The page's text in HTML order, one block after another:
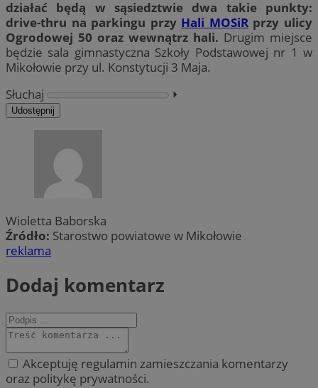
działać będą w sąsiedztwie dwa takie punkty:
drive-thru na parkingu przy Hali MOSiRprzy ulicy
Ogrodowej 50 oraz wewnątrz hali. Drugim miejsce
będzie sala gimnastyczna Szkoły Podstawowej nr 1 w
Mikołowie przy ul. Konstytucji 3 Maja.
Słuchaj
⏵︎
Udostępnij
Wioletta Baborska
Źródło: Starostwo powiatowe w Mikołowie
reklama
Dodaj komentarz
Akceptuję regulamin zamieszczania komentarzy
oraz politykę prywatności.